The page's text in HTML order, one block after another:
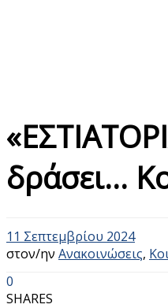
δράσει…
11 Σεπτεμβρίου 2024
στον/ην Ανακοινώσεις,
0
SHARES